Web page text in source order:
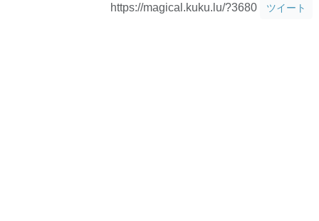
https://magical.kuku.lu/?3680 ツイート